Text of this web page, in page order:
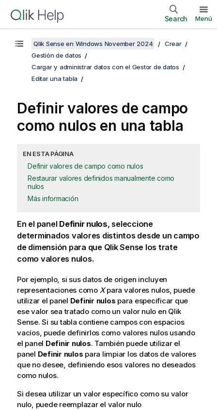
Search Menú
Qlik Sense en Windows November 2024
Crear
Gestión de datos
Cargar y administrar datos con el Gestor de datos
Editar una tabla
Definir valores de campo
como nulos en una tabla
EN ESTA PÁGINA
Definir valores de campo como nulos
Restaurar valores definidos manualmente como
nulos
Más información
En el panel Definir nulos, seleccione
determinados valores distintos desde un campo
de dimensión para que Qlik Sense los trate
como valores nulos.
Por ejemplo, si sus datos de origen incluyen
representaciones como Xpara valores nulos, puede
utilizar el panel Definir nulos para especificar que
ese valor sea tratado como un valor nulo en Qlik
Sense. Si su tabla contiene campos con espacios
vacíos, puede definirlos como valores nulos usando
el panel Definir nulos. También puede utilizar el
panel Definir nulos para limpiar los datos de valores
que no desee, definiendo esos valores no deseados
como nulos.
Si desea utilizar un valor específico como su valor
nulo, puede reemplazar el valor nulo